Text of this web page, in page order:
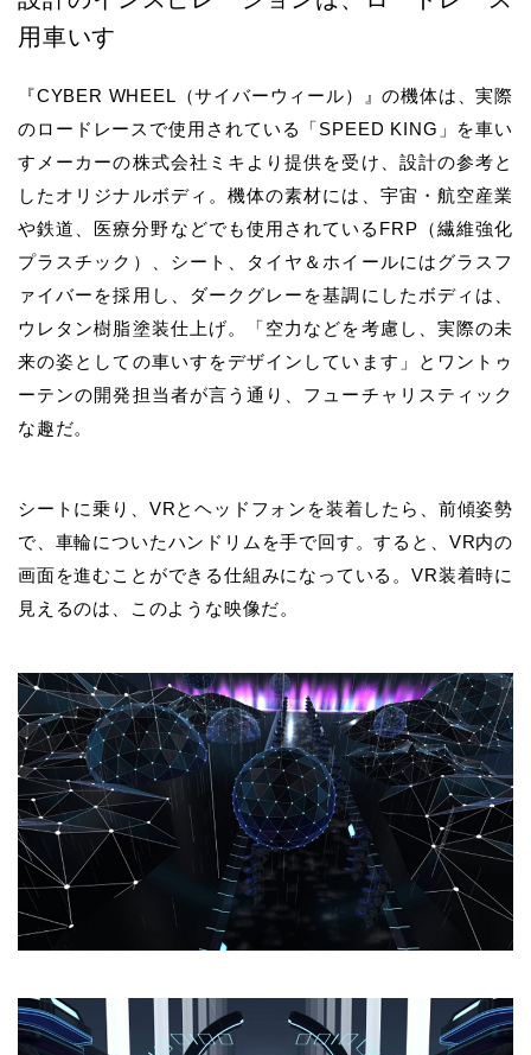
用車いす
『CYBER WHEEL（サイバーウィール）』の機体は、実際
のロードレースで使用されている「SPEED KING」を車い
すメーカーの株式会社ミキより提供を受け、設計の参考と
したオリジナルボディ。機体の素材には、宇宙・航空産業
や鉄道、医療分野などでも使用されているFRP（繊維強化
プラスチック）、シート、タイヤ＆ホイールにはグラスフ
ァイバーを採用し、ダークグレーを基調にしたボディは、
ウレタン樹脂塗装仕上げ。「空力などを考慮し、実際の未
来の姿としての車いすをデザインしています」とワントゥ
ーテンの開発担当者が言う通り、フューチャリスティック
な趣だ。
シートに乗り、VRとヘッドフォンを装着したら、前傾姿勢
で、車輪についたハンドリムを手で回す。すると、VR内の
画面を進むことができる仕組みになっている。VR装着時に
見えるのは、このような映像だ。